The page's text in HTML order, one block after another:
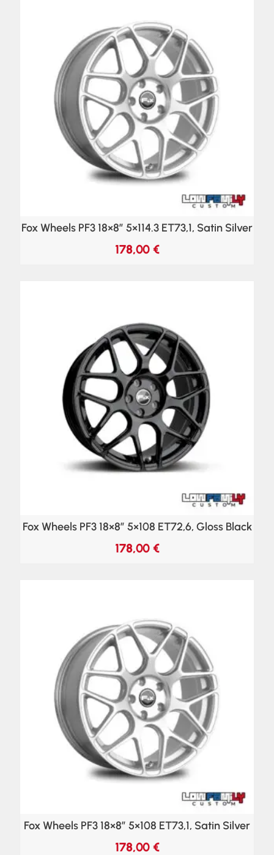
Fox Wheels PF3 18×8″ 5×114.3 ET73,1, Satin Silver
178,00 €
Fox Wheels PF3 18×8″ 5×108 ET72,6, Gloss Black
178,00 €
Fox Wheels PF3 18×8″ 5×108 ET73,1, Satin Silver
178,00 €